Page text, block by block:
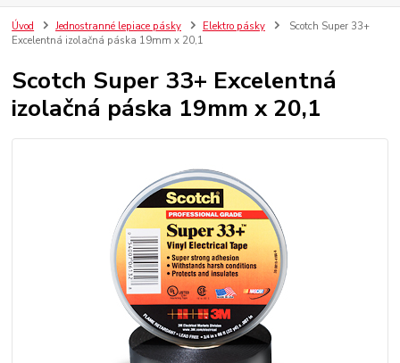
Úvod Jednostranné lepiace pásky Elektro pásky
Scotch Super 33+
Excelentná izolačná páska 19mm x 20,1
Scotch Super 33+ Excelentná
izolačná páska 19mm x 20,1